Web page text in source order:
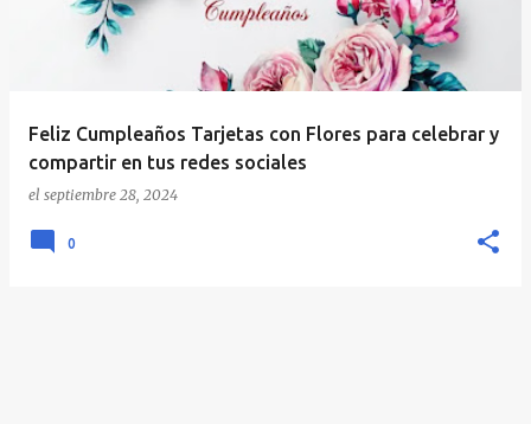
Feliz Cumpleaños Tarjetas con Flores para celebrar y
compartir en tus redes sociales
el septiembre 28, 2024
0